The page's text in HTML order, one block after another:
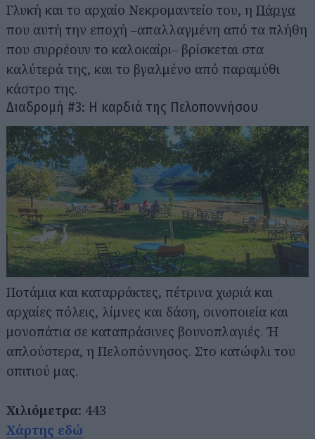
Γλυκή και το αρχαίο Νεκρομαντείο του, η Πάργα
που αυτή την εποχή –απαλλαγμένη από τα πλήθη
που συρρέουν το καλοκαίρι– βρίσκεται στα
καλύτερά της, και το βγαλμένο από παραμύθι
κάστρο της.
Διαδρομή #3: Η καρδιά της Πελοποννήσου
Ποτάμια και καταρράκτες, πέτρινα χωριά και
αρχαίες πόλεις, λίμνες και δάση, οινοποιεία και
μονοπάτια σε καταπράσινες βουνοπλαγιές. Ή
απλούστερα, η Πελοπόννησος. Στο κατώφλι του
σπιτιού μας.
Χιλιόμετρα: 443
Χάρτης εδώ